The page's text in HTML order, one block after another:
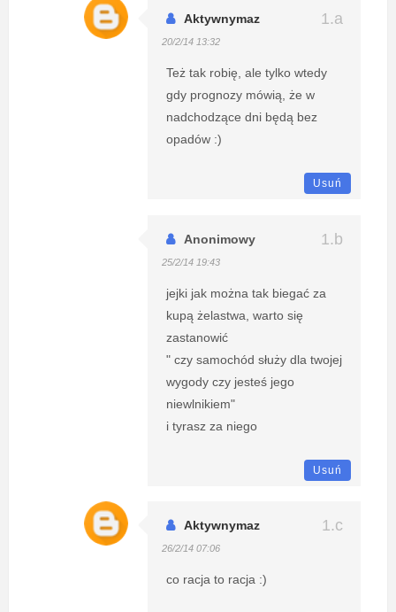
Aktywnymaz
20/2/14 13:32
Też tak robię, ale tylko wtedy
gdy prognozy mówią, że w
nadchodzące dni będą bez
opadów :)
Usuń
Anonimowy
25/2/14 19:43
jejki jak można tak biegać za
kupą żelastwa, warto się
zastanowić
" czy samochód służy dla twojej
wygody czy jesteś jego
niewlnikiem"
i tyrasz za niego
Usuń
Aktywnymaz
26/2/14 07:06
co racja to racja :)